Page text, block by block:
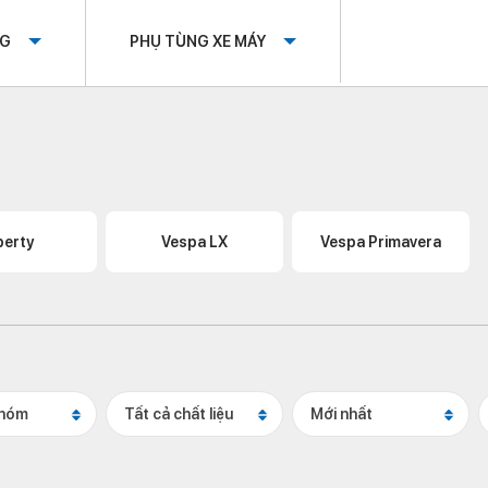
PHỤ TÙNG XE MÁY
Vespa LX Vespa Primavera
Tất cả chất liệu Mới nhất